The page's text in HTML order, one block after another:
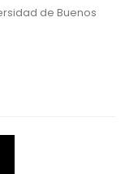
de Buenos